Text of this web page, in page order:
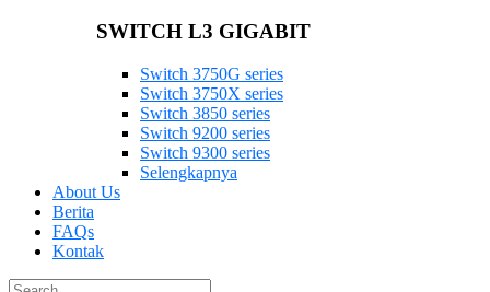
SWITCH L3 GIGABIT
Switch 3750G series
Switch 3750X series
Switch 3850 series
Switch 9200 series
Switch 9300 series
Selengkapnya
About Us
Berita
FAQs
Kontak